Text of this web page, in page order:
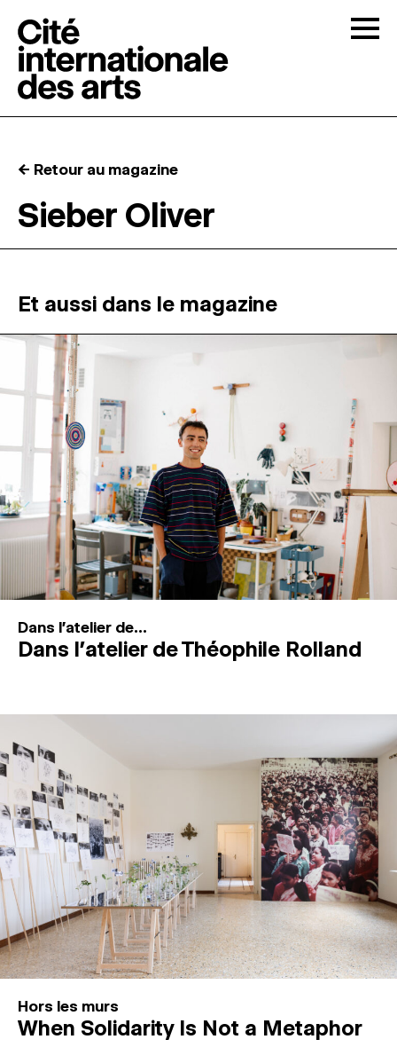
RÉSIDENCES ↓
ATELIERS OUVERTS
PROGRAMMATION
MAGAZINE
ESPACES DE PRATIQUE ARTISTIQUE ↓
Recherche
Connexion
← Retour au magazine
Sieber Oliver
Et aussi dans le magazine
Dans l'atelier de...
Dans l’atelier de Théophile Rolland
Hors les murs
When Solidarity Is Not a Metaphor